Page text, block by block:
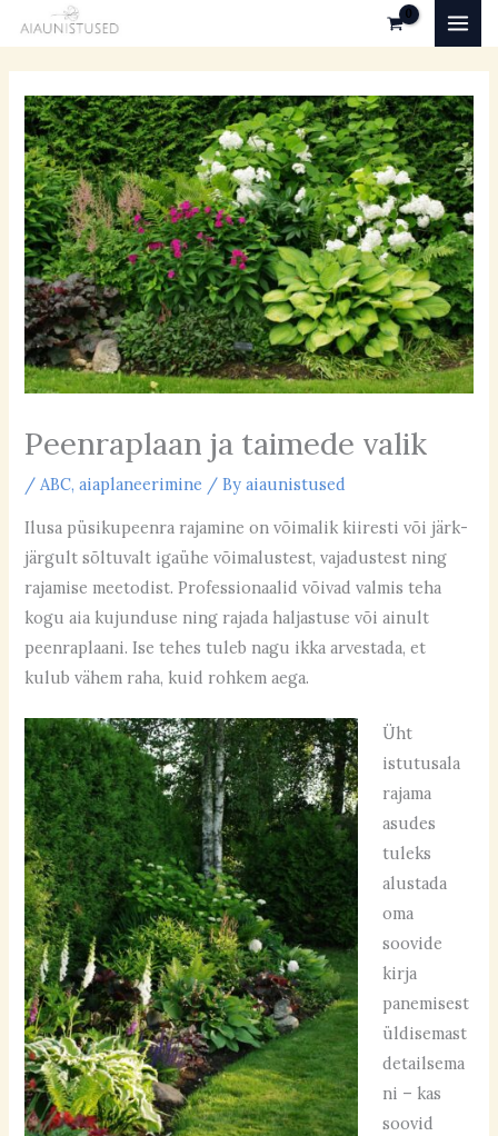
to
content
Peenraplaan ja taimede valik
/ABC,aiaplaneerimine / Byaiaunistused
Ilusa püsikupeenra rajamine on võimalik kiiresti või järk-
järgult sõltuvalt igaühe võimalustest, vajadustest ning
rajamise meetodist. Professionaalid võivad valmis teha
kogu aia kujunduse ning rajada haljastuse või ainult
peenraplaani. Ise tehes tuleb nagu ikka arvestada, et
kulub vähem raha, kuid rohkem aega.
Üht
istutusala
rajama
asudes
tuleks
alustada
oma
soovide
kirja
panemisest
üldisemast
detailsema
ni – kas
soovid